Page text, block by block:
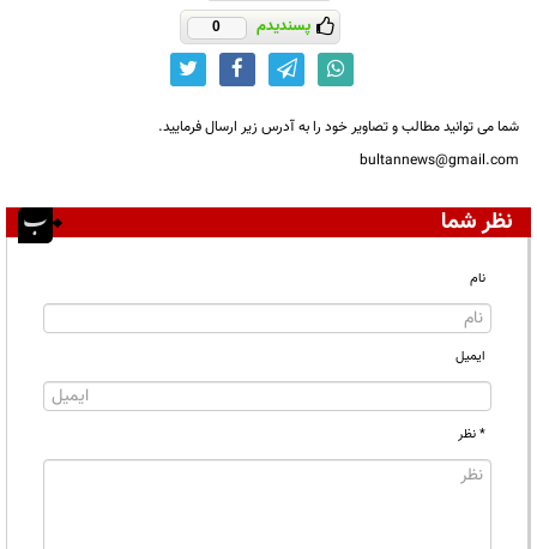
پسندیدم 0
شما می توانید مطالب و تصاویر خود را به آدرس زیر ارسال فرمایید.
bultannews@gmail.com
نظر شما
نام
ایمیل
* نظر